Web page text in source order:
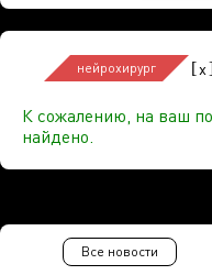
нейрохирург [x
К сожалению, на ваш
найдено.
Все новости